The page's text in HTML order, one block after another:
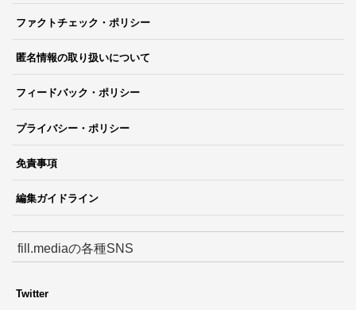
ファクトチェック・ポリシー
匿名情報の取り扱いについて
フィードバック・ポリシー
プライバシー・ポリシー
免責事項
編集ガイドライン
fill.mediaの各種SNS
Twitter